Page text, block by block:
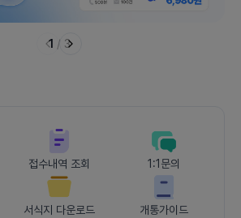
1 / 3
접수내역 조회 1:1문의
서식지 다운로드 개통가이드